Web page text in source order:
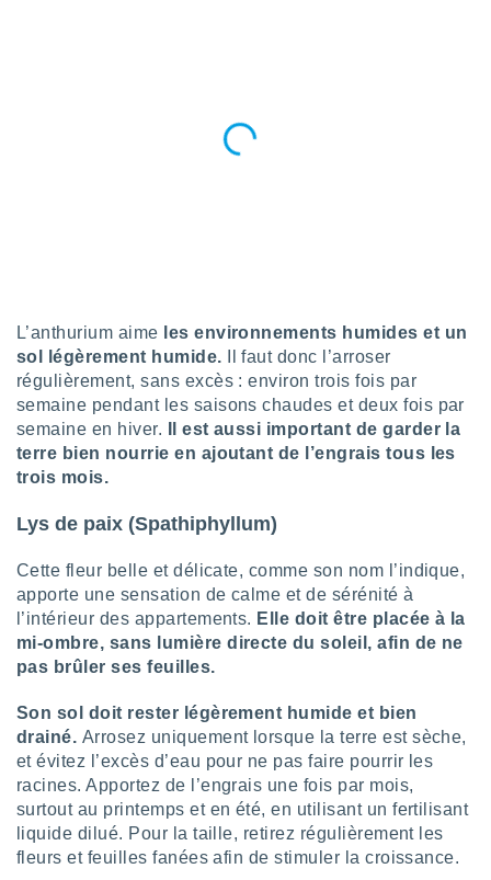
le
des
des
pour
des
votre
ce site
IP et
L’anthurium aime les environnements humides et un
sol légèrement humide. Il faut donc l’arroser
régulièrement, sans excès : environ trois fois par
semaine pendant les saisons chaudes et deux fois par
semaine en hiver. Il est aussi important de garder la
terre bien nourrie en ajoutant de l’engrais tous les
trois mois.
Lys de paix (Spathiphyllum)
Cette fleur belle et délicate, comme son nom l’indique,
apporte une sensation de calme et de sérénité à
l’intérieur des appartements. Elle doit être placée à la
mi-ombre, sans lumière directe du soleil, afin de ne
pas brûler ses feuilles.
Son sol doit rester légèrement humide et bien
drainé. Arrosez uniquement lorsque la terre est sèche,
et évitez l’excès d’eau pour ne pas faire pourrir les
racines. Apportez de l’engrais une fois par mois,
surtout au printemps et en été, en utilisant un fertilisant
liquide dilué. Pour la taille, retirez régulièrement les
fleurs et feuilles fanées afin de stimuler la croissance.